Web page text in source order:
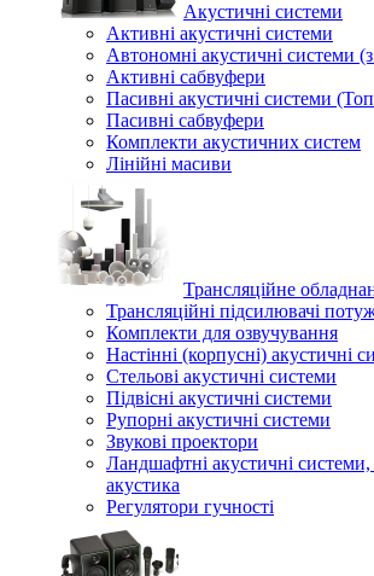
Акустичні системи
Активні акустичні системи
Автономні акустичні системи
Активні сабвуфери
Пасивні акустичні системи
Пасивні сабвуфери
Комплекти акустичних систем
Лінійні масиви
Трансляційне
Трансляційні підсилювачі
Комплекти для озвучування
Настінні (корпусні) акустичні
Стельові акустичні системи
Підвісні акустичні системи
Рупорні акустичні системи
Звукові проектори
Ландшафтні акустичні
акустика
Регулятори гучності